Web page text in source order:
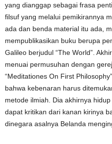
yang dianggap sebagai frasa
filsuf yang melalui pemikirannya
ada dan benda material itu ada,
mempublikasikan buku berupa
Galileo berjudul “The World”.
menuai permusuhan dengan
“Meditationes On First
bahwa kebenaran harus
metode ilmiah. Dia akhirnya
dapat kritikan dari kanan kirinya
dinegara asalnya Belanda